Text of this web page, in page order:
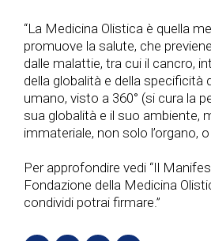
“La Medicina Olistica è quella
promuove la salute, che
dalle malattie, tra cui il cancro,
della globalità e della specificità
umano, visto a 360° (si cura la
sua globalità e il suo ambiente,
immateriale, non solo l’organo,
Per approfondire vedi “Il
Fondazione della Medicina
condividi potrai firmare.”